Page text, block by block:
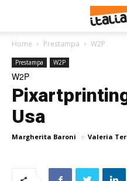
Home Prestampa W2P
Prestampa W2P
W2P
Usa
Margherita Baroni e Valeria